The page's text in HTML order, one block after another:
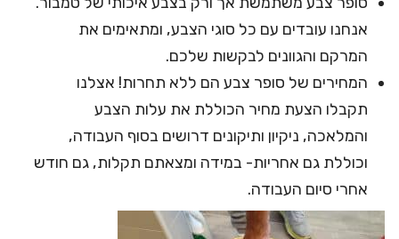
אנחנו עובדים עם כל סוגי הצבע, ומתאימים את
המרקם והגוונים לבקשות שלכם.
המחירים של סופר צבע הם ללא תחרות! אצלנו
תקבלו הצעת מחיר הכוללת את עלות הצבע
והמלאכה, ניקיון ותיקונים דרושים בסוף העבודה,
וכוללת גם אחריות- במידה ומצאתם תקלות, גם חודש
אחרי סיום העבודה.